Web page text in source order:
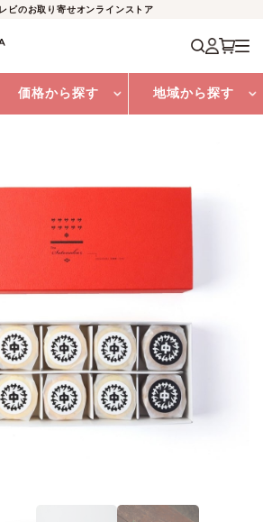
ビのお取り寄せオンラインストア
価格から探す 地域から探す